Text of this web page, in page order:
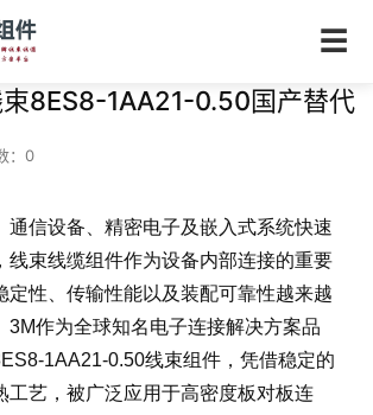
☰
8ES8-1AA21-0.50国产替代
0
通信设备、精密电子及嵌入式系统快速
线束线缆组件作为设备内部连接的重要
定性、传输性能以及装配可靠性越来越
3M作为全球知名电子连接解决方案品
1AA21-0.50线束组件，凭借稳定的
工艺，被广泛应用于高密度板对板连